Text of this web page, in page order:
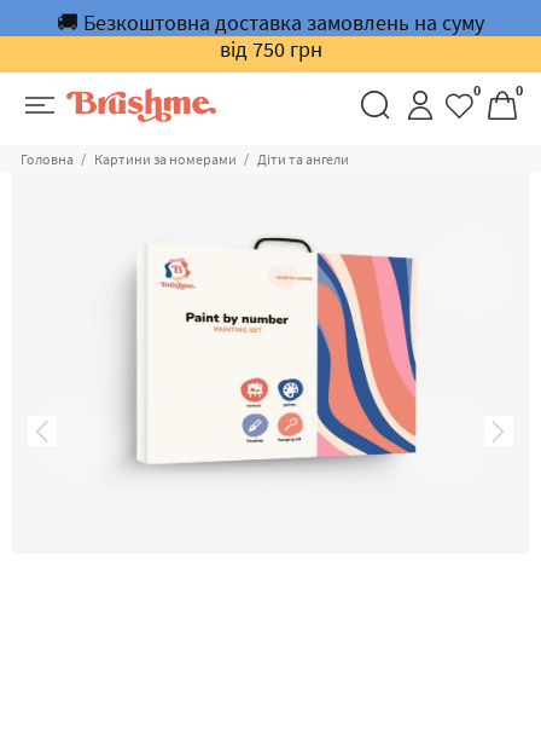
🚚 Безкоштовна доставка замовлень на суму
від 750 грн
0 0
Головна Картини за номерами Діти та ангели